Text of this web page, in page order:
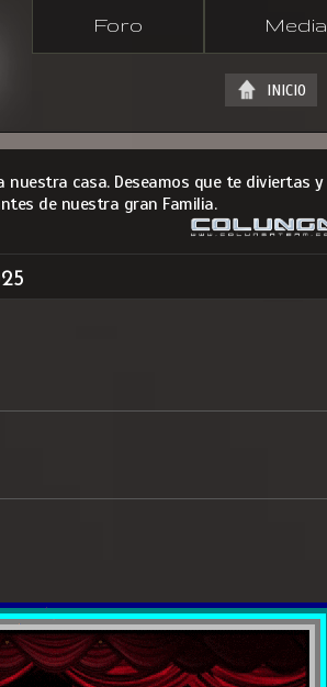
Foro Media
INICIO
nuestra casa. Deseamos que te diviertas y
de nuestra gran Familia.